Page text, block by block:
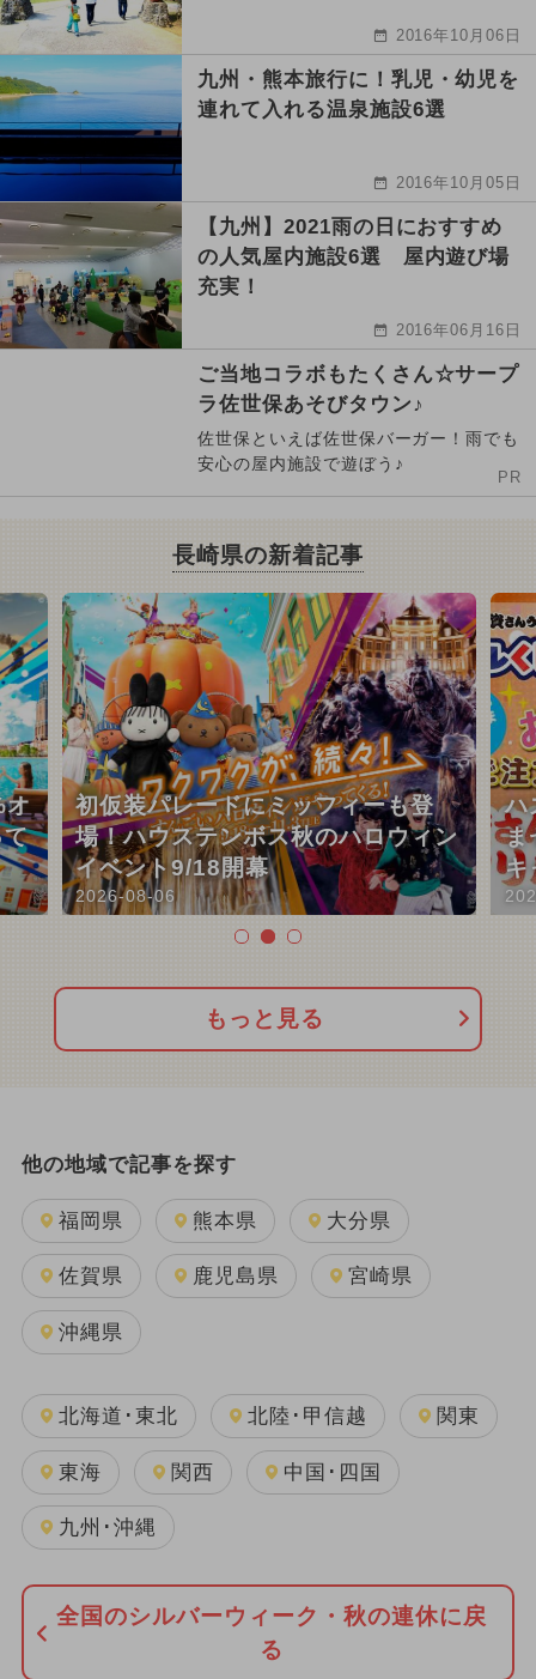
2016年10月06日
九州・熊本旅行に！乳児・幼児を
連れて入れる温泉施設6選
2016年10月05日
【九州】2021雨の日におすすめ
の人気屋内施設6選 屋内遊び場
充実！
2016年06月16日
ご当地コラボもたくさん☆サープ
ラ佐世保あそびタウン♪
佐世保といえば佐世保バーガー！雨でも
安心の屋内施設で遊ぼう♪
PR
長崎県の新着記事
オ
て
初仮装パレードにミッフィーも登
場！ハウステンボス秋のハロウィン
イベント9/18開幕
2026-08-06
ハ
ま
キ
もっと見る
他の地域で記事を探す
福岡県 熊本県 大分県
佐賀県 鹿児島県 宮崎県
沖縄県
北海道･東北 北陸･甲信越 関東
東海 関西 中国･四国
九州･沖縄
全国のシルバーウィーク・秋の連休に戻
る